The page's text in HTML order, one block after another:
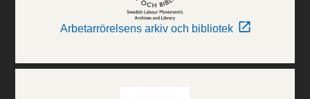
Arbetarrörelsens arkiv och bibliotek